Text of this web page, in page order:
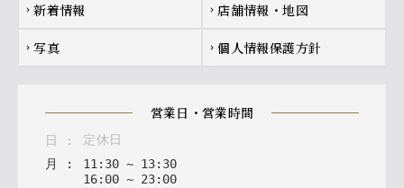
chevron_right 新着情報 chevron_right 店舗情報・地図
chevron_right 写真 chevron_right 個人情報保護方針
営業日・営業時間
日 :
定休日
月
: 11: 30 ~ 13: 30
16: 00 ~ 23: 00